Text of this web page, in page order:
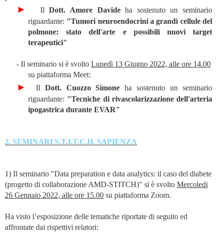
► IlDott. Amore Davideha sostenuto un seminario
riguardante: "Tumori neuroendocrini a grandi cellule del
polmone: stato dell'arte e possibili nuovi target
terapeutici"
- Il seminario si è svolto Lunedì 13 Giugno 2022, alle ore 14.00
su piattaforma Meet:
► Il Dott. Cuozzo Simoneha sostenuto un seminario
riguardante: "Tecniche di rivascolarizzazione dell'arteria
ipogastrica durante EVAR"
2. SEMINARI S.T.I.T.C.H. SAPIENZA
1) Il seminario "Data preparation e data analytics: il caso del diabete
(progetto di collaborazione AMD-STITCH)" si è svolto Mercoledi
26 Gennaio 2022, alle ore 15.00 su piattaforma Zoom.
Ha visto l’esposizione delle tematiche riportate di seguito ed
affrontate dai rispettivi relatori: